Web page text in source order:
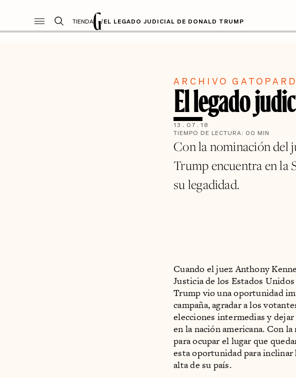
TIENDA /EL LEGADO JUDICIAL DE DONALD TRUMP
ARCHIVO
El legado
13 . 07 . 18
TIEMPO DE LECTURA: 00 MIN
Con la nominación del
Trump encuentra en la
su legadidad.
Cuando el juez Anthony
Justicia de los Estados
Trump vio una oportunidad
campaña, agradar a los
elecciones intermedias y
en la nación americana. Con
para ocupar el lugar que
esta oportunidad para inclinar
alta de su país.